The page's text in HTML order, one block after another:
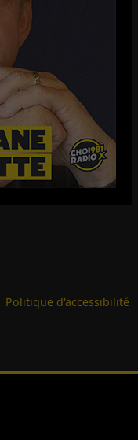
Politique d'accessibilité